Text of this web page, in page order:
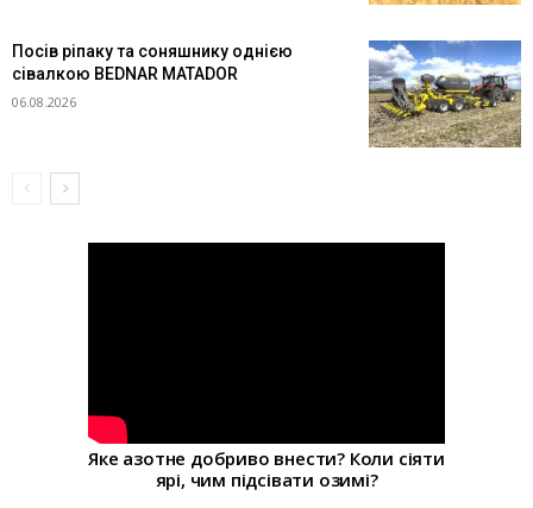
Посів ріпаку та соняшнику однією
сівалкою BEDNAR MATADOR
06.08.2026
Яке азотне добриво внести? Коли сіяти
ярі, чим підсівати озимі?